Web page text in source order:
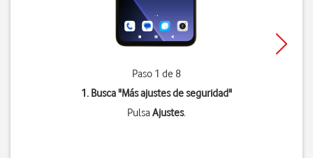
Paso 1 de 8
1. Busca "Más ajustes de seguridad"
PulsaAjustes.